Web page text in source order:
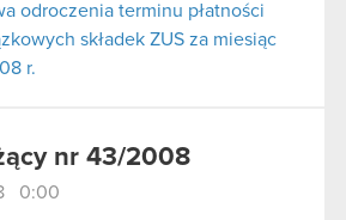
odroczenia terminu płatności
składek ZUS za miesiąc
r.
nr 43/2008
0:00